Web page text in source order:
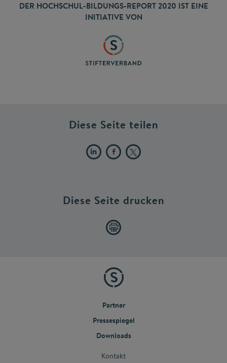
DER HOCHSCHUL-BILDUNGS-REPORT 2020 IST EINE
INITIATIVE VON
Diese Seite teilen
Diese Seite drucken
Partner
Pressespiegel
Downloads
Kontakt